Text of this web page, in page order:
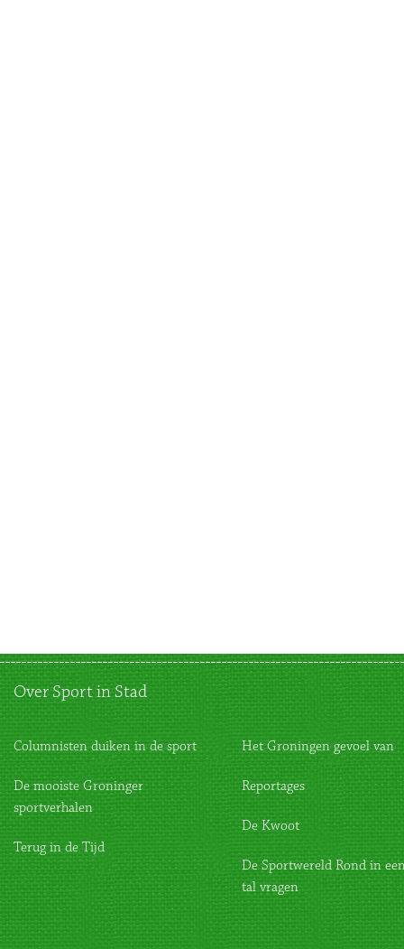
Over Sport in Stad
Columnisten duiken in de sport
De mooiste Groninger
sportverhalen
Terug in de Tijd
Het Groningen gevoel van
Reportages
De Kwoot
De Sportwereld Rond in
tal vragen